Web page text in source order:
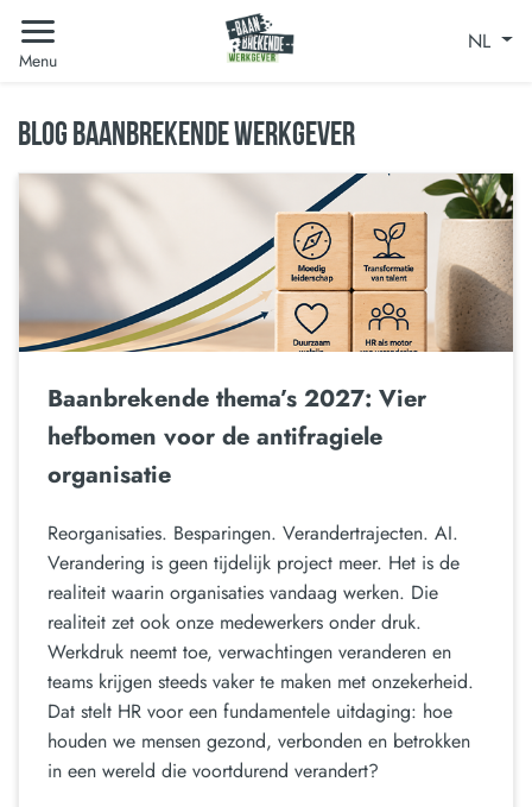
Menu
NL
BLOG BAANBREKENDE WERKGEVER
Baanbrekende thema’s 2027: Vier
hefbomen voor de antifragiele
organisatie
Reorganisaties. Besparingen. Verandertrajecten. AI.
Verandering is geen tijdelijk project meer. Het is de
realiteit waarin organisaties vandaag werken. Die
realiteit zet ook onze medewerkers onder druk.
Werkdruk neemt toe, verwachtingen veranderen en
teams krijgen steeds vaker te maken met onzekerheid.
Dat stelt HR voor een fundamentele uitdaging: hoe
houden we mensen gezond, verbonden en betrokken
in een wereld die voortdurend verandert?